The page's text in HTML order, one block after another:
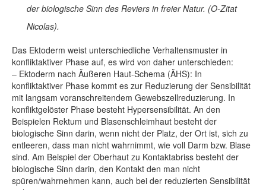
der biologische Sinn des Reviers in freier Natur. (O-Zitat
Nicolas).
Das Ektoderm weist unterschiedliche Verhaltensmuster in
konfliktaktiver Phase auf, es wird von daher unterschieden:
– Ektoderm nach Äußeren Haut-Schema (ÄHS): In
konfliktaktiver Phase kommt es zur Reduzierung der Sensibilität
mit langsam voranschreitendem Gewebszellreduzierung. In
konfliktgelöster Phase besteht Hypersensibilität. An den
Beispielen Rektum und Blasenschleimhaut besteht der
biologische Sinn darin, wenn nicht der Platz, der Ort ist, sich zu
entleeren, dass man nicht wahrnimmt, wie voll Darm bzw. Blase
sind. Am Beispiel der Oberhaut zu Kontaktabriss besteht der
biologische Sinn darin, den Kontakt den man nicht
spüren/wahrnehmen kann, auch bei der reduzierten Sensibilität